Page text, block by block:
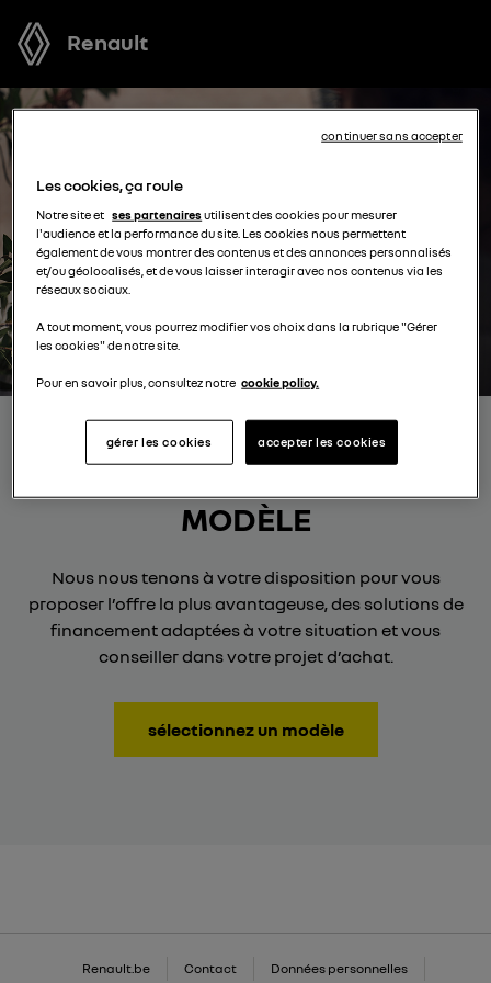
Renault
RECEVEZ GRATUITEMENT
MODÈLE
Nous nous tenons à votre disposition pour vous
proposer l’offre la plus avantageuse, des solutions de
financement adaptées à votre situation et vous
conseiller dans votre projet d’achat.
sélectionnez un modèle
Renault.be Contact Données personnelles
Les cookies, ça roule
Notre site et ses partenairesutilisent des cookies pour mesurer
l'audience et la performance du site. Les cookies nous permettent
également de vous montrer des contenus et des annonces personnalisés
et/ou géolocalisés, et de vous laisser interagir avec nos contenus via les
réseaux sociaux.
A tout moment, vous pourrez modifier vos choix dans la rubrique "Gérer
les cookies" de notre site.
Pour en savoir plus, consultez notre cookie policy.
accepter les cookies
gérer les cookies
continuer sans accepter